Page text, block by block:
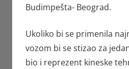
Budimpešta- Beograd.
Ukoliko bi se primenila
vozom bi se stizao za
bio i reprezent kineske